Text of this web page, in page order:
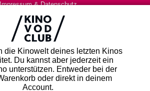
die Kinowelt deines letzten Kinos
Du kannst aber jederzeit ein
unterstützen. Entweder bei der
oder direkt in deinem
Account.
& Datenschutz
AGB
Kontakt
FAQ
Newsletter
Partner